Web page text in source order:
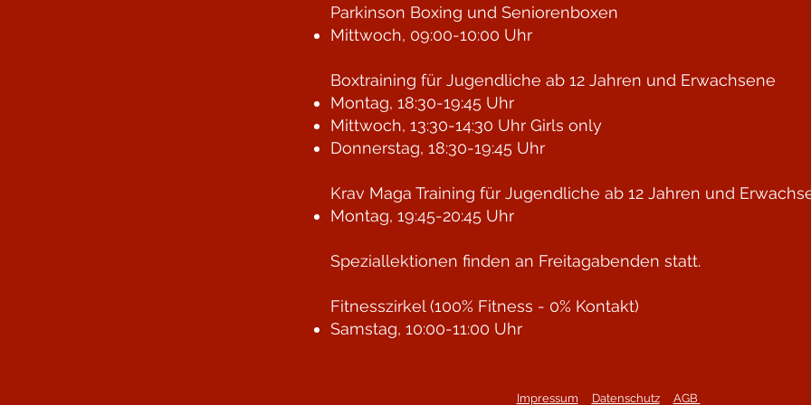
Parkinson Boxing und Seniorenboxen
Mittwoch, 09:00-10:00 Uhr
Boxtraining für Jugendliche ab 12 Jahren und Erwachsene
Montag, 18:30-19:45 Uhr
Mittwoch, 13:30-14:30 Uhr Girls only
Donnerstag, 18:30-19:45 Uhr
Krav Maga Training für Jugendliche ab 12 Jahren und
Montag, 19:45-20:45 Uhr
Speziallektionen finden an Freitagabenden statt.​
Fitnesszirkel (100% Fitness - 0% Kontakt)
Samstag, 10:00-11:00 Uhr
Impressum Datenschutz AGB